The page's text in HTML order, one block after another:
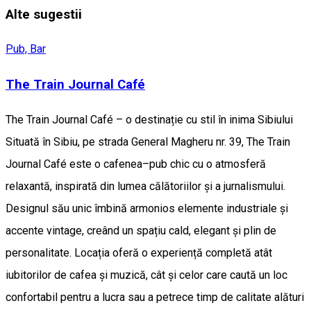
Alte sugestii
Pub, Bar
The Train Journal Café
The Train Journal Café – o destinație cu stil în inima Sibiului
Situată în Sibiu, pe strada General Magheru nr. 39, The Train
Journal Café este o cafenea–pub chic cu o atmosferă
relaxantă, inspirată din lumea călătoriilor și a jurnalismului.
Designul său unic îmbină armonios elemente industriale și
accente vintage, creând un spațiu cald, elegant și plin de
personalitate. Locația oferă o experiență completă atât
iubitorilor de cafea și muzică, cât și celor care caută un loc
confortabil pentru a lucra sau a petrece timp de calitate alături